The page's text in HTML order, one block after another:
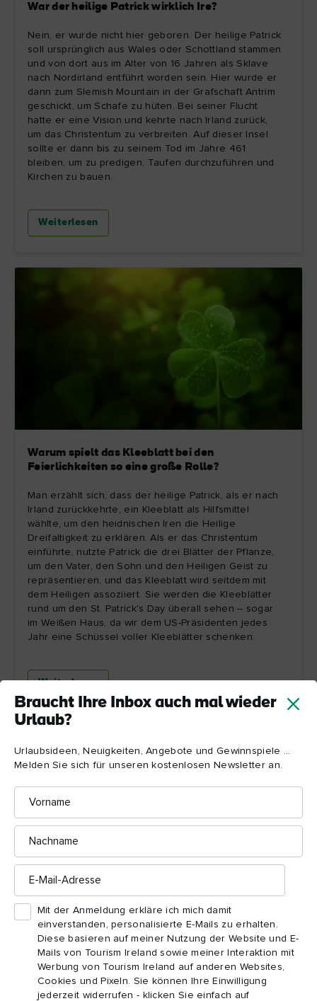
Braucht Ihre Inbox auch mal wieder
Urlaub?
Urlaubsideen, Neuigkeiten, Angebote und Gewinnspiele ...
Melden Sie sich für unseren kostenlosen Newsletter an.
Vorname
Nachname
E-
Mail-
Mit der Anmeldung erkläre ich mich damit
einverstanden, personalisierte E-Mails zu erhalten.
Diese basieren auf meiner Nutzung der Website und E-
Mails von Tourism Ireland sowie meiner Interaktion mit
Werbung von Tourism Ireland auf anderen Websites,
Cookies und Pixeln. Sie können Ihre Einwilligung
jederzeit widerrufen - klicken Sie einfach auf
War der heilige Patrick wirklich Ire?
Nein, er wurde nicht hier geboren. Der heilige Patrick
soll ursprünglich aus Wales oder Schottland stammen
und von dort aus im Alter von 16 Jahren als Sklave
nach Nordirland entführt worden sein. Hier wurde er
dann zum Slemish Mountain in der Grafschaft Antrim
geschickt, um Schafe zu hüten. Bei seiner Flucht
hatte er eine Vision und kehrte nach Irland zurück,
um das Christentum zu verbreiten. Auf dieser Insel
sollte er dann bis zu seinem Tod im Jahre 461
bleiben, um zu predigen, Taufen durchzuführen und
Kirchen zu bauen.
Weiterlesen
Warum spielt das Kleeblatt bei den
Feierlichkeiten so eine große Rolle?
Man erzählt sich, dass der heilige Patrick, als er nach
Irland zurückkehrte, ein Kleeblatt als Hilfsmittel
wählte, um den heidnischen Iren die Heilige
Dreifaltigkeit zu erklären. Als er das Christentum
einführte, nutzte Patrick die drei Blätter der Pflanze,
um den Vater, den Sohn und den Heiligen Geist zu
repräsentieren, und das Kleeblatt wird seitdem mit
dem Heiligen assoziiert. Sie werden die Kleeblätter
rund um den St. Patrick's Day überall sehen – sogar
im Weißen Haus, da wir dem US-Präsidenten jedes
Jahr eine Schüssel voller Kleeblätter schenken.
Weiterlesen
Welche Orte in Irland bereiste er?
Stätten, die mit dem heiligen Patrick in Verbindung
stehen, finden sich überall auf der Insel. Das zeigt